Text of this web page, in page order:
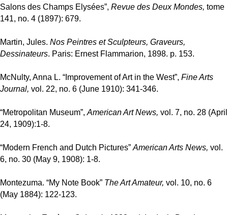
Salons des Champs Elysées”, Revue des Deux Mondes, tome
141, no. 4 (1897): 679.
Martin, Jules. Nos Peintres et Sculpteurs, Graveurs,
Dessinateurs. Paris: Ernest Flammarion, 1898. p. 153.
McNulty, Anna L. “Improvement of Art in the West”, Fine Arts
Journal, vol. 22, no. 6 (June 1910): 341-346.
“Metropolitan Museum”, American Art News, vol. 7, no. 28 (April
24, 1909):1-8.
“Modern French and Dutch Pictures” American Arts News, vol.
6, no. 30 (May 9, 1908): 1-8.
Montezuma. “My Note Book” The Art Amateur, vol. 10, no. 6
(May 1884): 122-123.